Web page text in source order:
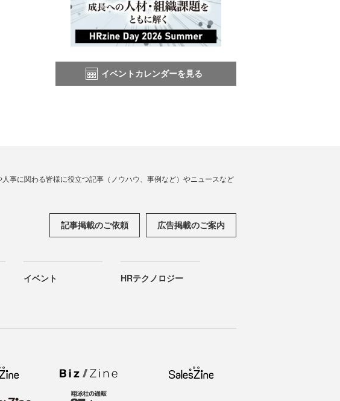
イベントカレンダーを見る
事に関わる皆様に役立つ記事（ノウハウ、事例など）やニュースなど
記事掲載のご依頼 広告掲載のご案内
イベント HRテクノロジー